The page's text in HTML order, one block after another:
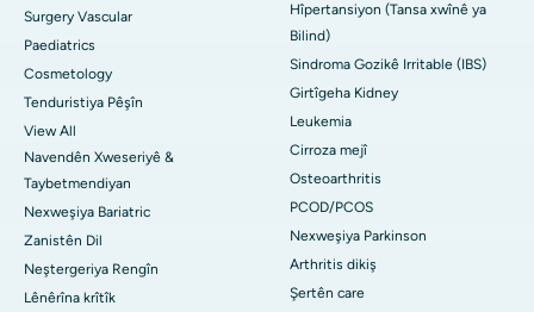
Surgery Vascular
Paediatrics
Cosmetology
Tenduristiya Pêşîn
View All
Navendên Xweseriyê &
Taybetmendiyan
Nexweşiya Bariatric
Zanistên Dil
Neştergeriya Rengîn
Lênêrîna krîtîk
Hîpertansiyon (Tansa xwînê ya
Bilind)
Sindroma Gozikê Irritable (IBS)
Girtîgeha Kidney
Leukemia
Cirroza mejî
Osteoarthritis
PCOD/PCOS
Nexweşiya Parkinson
Arthritis dikiş
Şertên care